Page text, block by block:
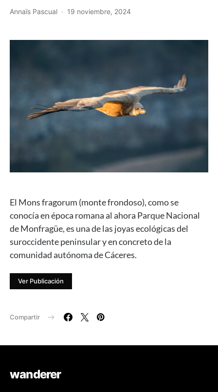
Annaïs Pascual 19 noviembre, 2024
El Mons fragorum (monte frondoso), como se
conocía en época romana al ahora Parque Nacional
de Monfragüe, es una de las joyas ecológicas del
suroccidente peninsular y en concreto de la
comunidad autónoma de Cáceres.
Ver Publicación
Compartir
wanderer